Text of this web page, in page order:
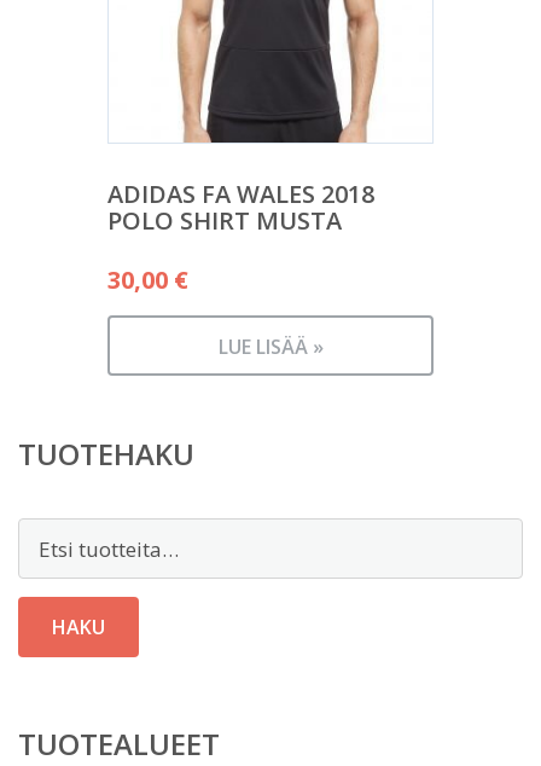
ADIDAS FA WALES 2018
POLO SHIRT MUSTA
30,00 €
LUE LISÄÄ »
TUOTEHAKU
HAKU
TUOTEALUEET